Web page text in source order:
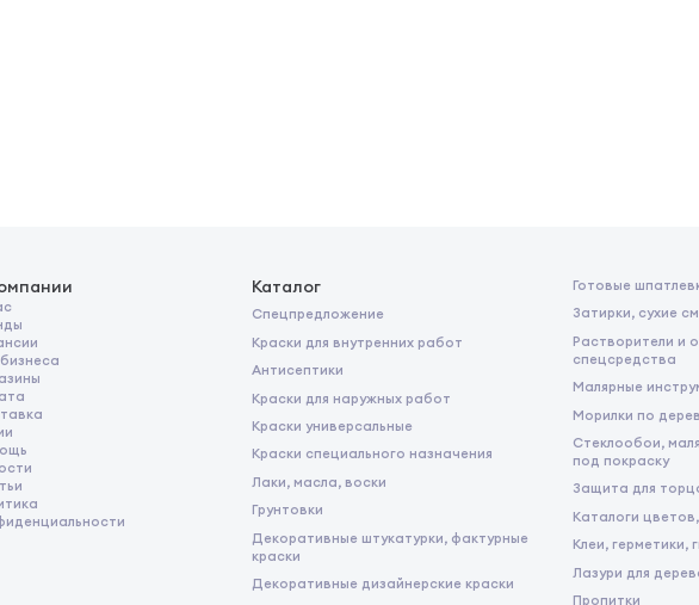
Каталог
Спецпредложение
Краски для внутренних работ
Антисептики
Краски для наружных работ
Краски универсальные
Краски специального назначения
Лаки, масла, воски
Грунтовки
Декоративные штукатурки, фактурные
краски
Декоративные дизайнерские краски
Готовые
Затирки, сухие
Растворители и
спецсредства
Малярные
Морилки по
Стеклообои,
под покраску
Защита для
Каталоги
Клеи, герметики,
Лазури для
Пропитки